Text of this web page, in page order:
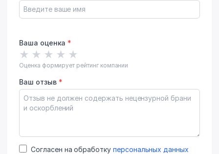
Ваша оценка *
★ ★ ★ ★ ★
Оценка формирует рейтинг компании
Ваш отзыв *
Согласен на обработку персональных данных